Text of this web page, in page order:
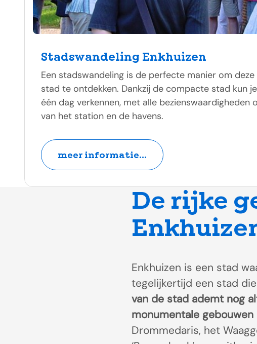
Stadswandeling Enkhuizen
Een stadswandeling is de perfecte manier om
stad te ontdekken. Dankzij de compacte stad kun
één dag verkennen, met alle bezienswaardigheden
van het station en de havens.
meer informatie...
De rijke
Enkhuizen is een stad
tegelijkertijd een stad
van de stad ademt nog
monumentale
Drommedaris, het